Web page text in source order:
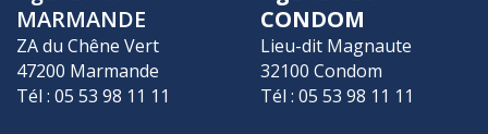
MARMANDE
ZA du Chêne Vert
47200 Marmande
Tél : 05 53 98 11 11
CONDOM
Lieu-dit Magnaute
32100 Condom
Tél : 05 53 98 11 11